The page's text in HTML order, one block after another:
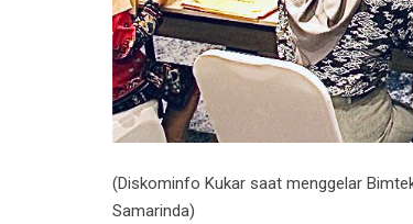
(Diskominfo Kukar saat menggelar
Samarinda)